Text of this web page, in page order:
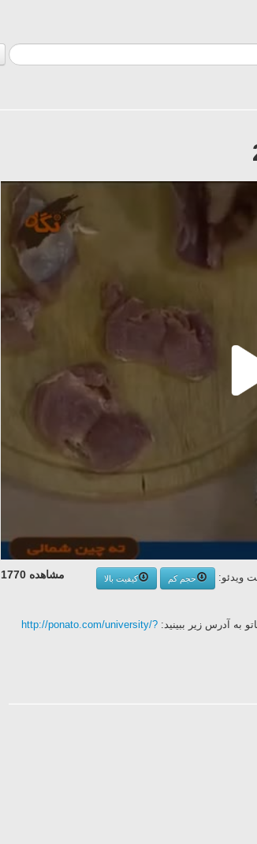
مشاهده 1770 ویدئو: حجم کم
کیفیت بالا
به آدرس زیر ببینید: http://ponato.com/university/?